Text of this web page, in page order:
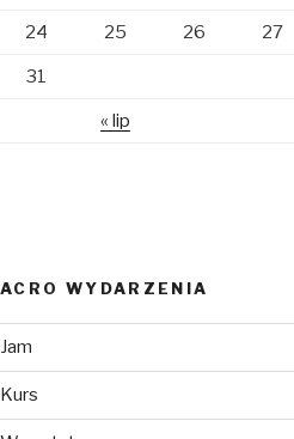
24 25 26 27
31
« lip
ACRO WYDARZENIA
Jam
Kurs